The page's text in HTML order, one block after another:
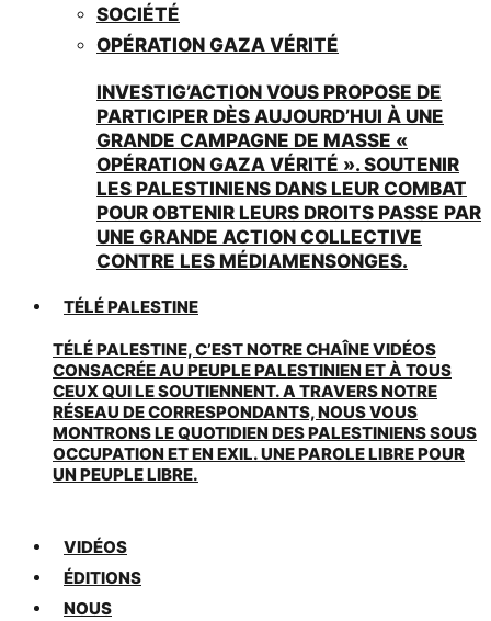
SOCIÉTÉ
OPÉRATION GAZA VÉRITÉ
INVESTIG’ACTION VOUS PROPOSE DE
PARTICIPER DÈS AUJOURD’HUI À UNE
GRANDE CAMPAGNE DE MASSE «
OPÉRATION GAZA VÉRITÉ ». SOUTENIR
LES PALESTINIENS DANS LEUR COMBAT
POUR OBTENIR LEURS DROITS PASSE PAR
UNE GRANDE ACTION COLLECTIVE
CONTRE LES MÉDIAMENSONGES.
TÉLÉ PALESTINE
TÉLÉ PALESTINE, C’EST NOTRE CHAÎNE VIDÉOS
CONSACRÉE AU PEUPLE PALESTINIEN ET À TOUS
CEUX QUI LE SOUTIENNENT. A TRAVERS NOTRE
RÉSEAU DE CORRESPONDANTS, NOUS VOUS
MONTRONS LE QUOTIDIEN DES PALESTINIENS SOUS
OCCUPATION ET EN EXIL. UNE PAROLE LIBRE POUR
UN PEUPLE LIBRE.
VIDÉOS
ÉDITIONS
NOUS